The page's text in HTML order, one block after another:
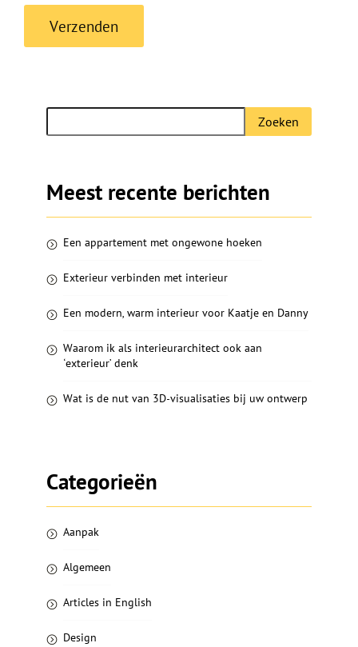
Zoeken
naar:
Meest recente berichten
Een appartement met ongewone hoeken
Exterieur verbinden met interieur
Een modern, warm interieur voor Kaatje en Danny
Waarom ik als interieurarchitect ook aan
‘exterieur’ denk
Wat is de nut van 3D-visualisaties bij uw ontwerp
Categorieën
Aanpak
Algemeen
Articles in English
Design